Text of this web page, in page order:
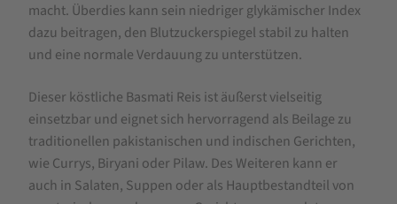
macht. Überdies kann sein niedriger glykämischer Index
dazu beitragen, den Blutzuckerspiegel stabil zu halten
und eine normale Verdauung zu unterstützen.
Dieser köstliche Basmati Reis ist äußerst vielseitig
einsetzbar und eignet sich hervorragend als Beilage zu
traditionellen pakistanischen und indischen Gerichten,
wie Currys, Biryani oder Pilaw. Des Weiteren kann er
auch in Salaten, Suppen oder als Hauptbestandteil von